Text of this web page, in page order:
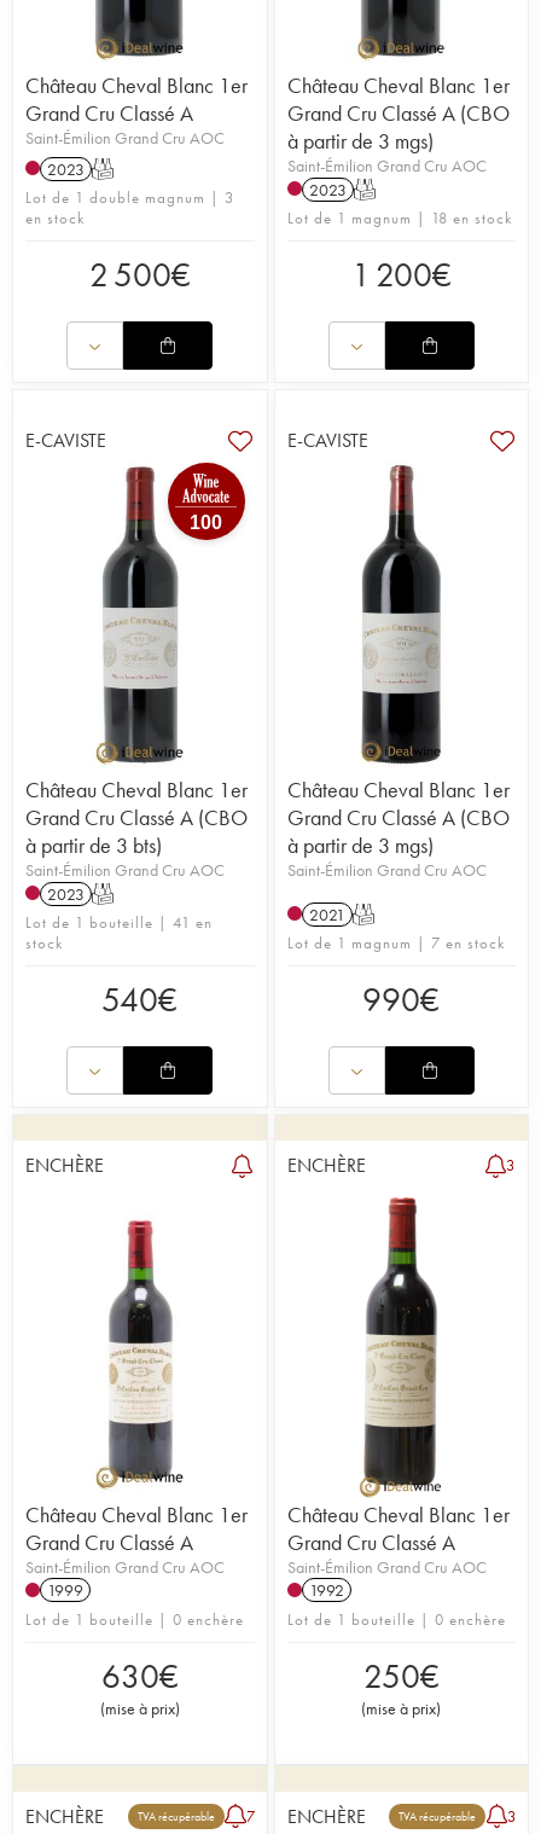
Château Cheval Blanc 1er
Grand Cru Classé A
Saint-Émilion Grand Cru AOC
2023 T
Lot de 1 double magnum | 3
en stock
2 500€
Château Cheval Blanc 1er
Grand Cru Classé A (CBO
à partir de 3 mgs)
Saint-Émilion Grand Cru AOC
2023 T
Lot de 1 magnum | 18 en stock
1 200€
E-CAVISTE
100
Château Cheval Blanc 1er
Grand Cru Classé A (CBO
à partir de 3 bts)
Saint-Émilion Grand Cru AOC
2023 T
Lot de 1 bouteille | 41 en
stock
540€
E-CAVISTE
Château Cheval Blanc 1er
Grand Cru Classé A (CBO
à partir de 3 mgs)
Saint-Émilion Grand Cru AOC
2021 T
Lot de 1 magnum | 7 en stock
990€
ENCHÈRE
Château Cheval Blanc 1er
Grand Cru Classé A
Saint-Émilion Grand Cru AOC
1999
Lot de 1 bouteille | 0 enchère
630€
(mise à prix)
ENCHÈRE 3
Château Cheval Blanc 1er
Grand Cru Classé A
Saint-Émilion Grand Cru AOC
1992
Lot de 1 bouteille | 0 enchère
250€
(mise à prix)
ENCHÈRE TVA récupérable 7 ENCHÈRE TVA récupérable 3